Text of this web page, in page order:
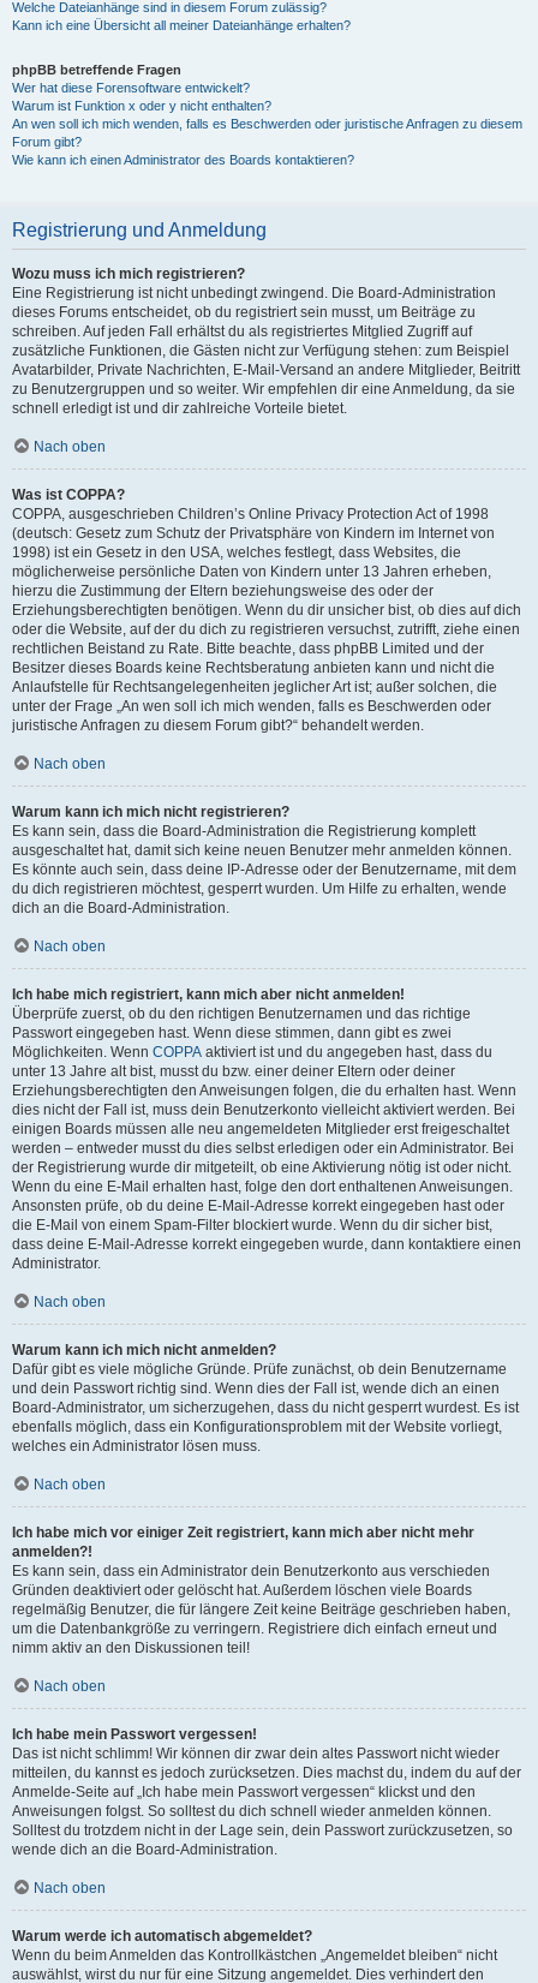
Welche Dateianhänge sind in diesem Forum zulässig?
Kann ich eine Übersicht all meiner Dateianhänge erhalten?
phpBB betreffende Fragen
Wer hat diese Forensoftware entwickelt?
Warum ist Funktion x oder y nicht enthalten?
An wen soll ich mich wenden, falls es Beschwerden oder juristische Anfragen zu diesem
Forum gibt?
Wie kann ich einen Administrator des Boards kontaktieren?
Registrierung und Anmeldung
Wozu muss ich mich registrieren?
Eine Registrierung ist nicht unbedingt zwingend. Die Board-Administration
dieses Forums entscheidet, ob du registriert sein musst, um Beiträge zu
schreiben. Auf jeden Fall erhältst du als registriertes Mitglied Zugriff auf
zusätzliche Funktionen, die Gästen nicht zur Verfügung stehen: zum Beispiel
Avatarbilder, Private Nachrichten, E-Mail-Versand an andere Mitglieder, Beitritt
zu Benutzergruppen und so weiter. Wir empfehlen dir eine Anmeldung, da sie
schnell erledigt ist und dir zahlreiche Vorteile bietet.
Nach oben
Was ist COPPA?
COPPA, ausgeschrieben Children’s Online Privacy Protection Act of 1998
(deutsch: Gesetz zum Schutz der Privatsphäre von Kindern im Internet von
1998) ist ein Gesetz in den USA, welches festlegt, dass Websites, die
möglicherweise persönliche Daten von Kindern unter 13 Jahren erheben,
hierzu die Zustimmung der Eltern beziehungsweise des oder der
Erziehungsberechtigten benötigen. Wenn du dir unsicher bist, ob dies auf dich
oder die Website, auf der du dich zu registrieren versuchst, zutrifft, ziehe einen
rechtlichen Beistand zu Rate. Bitte beachte, dass phpBB Limited und der
Besitzer dieses Boards keine Rechtsberatung anbieten kann und nicht die
Anlaufstelle für Rechtsangelegenheiten jeglicher Art ist; außer solchen, die
unter der Frage „An wen soll ich mich wenden, falls es Beschwerden oder
juristische Anfragen zu diesem Forum gibt?“ behandelt werden.
Nach oben
Warum kann ich mich nicht registrieren?
Es kann sein, dass die Board-Administration die Registrierung komplett
ausgeschaltet hat, damit sich keine neuen Benutzer mehr anmelden können.
Es könnte auch sein, dass deine IP-Adresse oder der Benutzername, mit dem
du dich registrieren möchtest, gesperrt wurden. Um Hilfe zu erhalten, wende
dich an die Board-Administration.
Nach oben
Ich habe mich registriert, kann mich aber nicht anmelden!
Überprüfe zuerst, ob du den richtigen Benutzernamen und das richtige
Passwort eingegeben hast. Wenn diese stimmen, dann gibt es zwei
Möglichkeiten. Wenn COPPA aktiviert ist und du angegeben hast, dass du
unter 13 Jahre alt bist, musst du bzw. einer deiner Eltern oder deiner
Erziehungsberechtigten den Anweisungen folgen, die du erhalten hast. Wenn
dies nicht der Fall ist, muss dein Benutzerkonto vielleicht aktiviert werden. Bei
einigen Boards müssen alle neu angemeldeten Mitglieder erst freigeschaltet
werden – entweder musst du dies selbst erledigen oder ein Administrator. Bei
der Registrierung wurde dir mitgeteilt, ob eine Aktivierung nötig ist oder nicht.
Wenn du eine E-Mail erhalten hast, folge den dort enthaltenen Anweisungen.
Ansonsten prüfe, ob du deine E-Mail-Adresse korrekt eingegeben hast oder
die E-Mail von einem Spam-Filter blockiert wurde. Wenn du dir sicher bist,
dass deine E-Mail-Adresse korrekt eingegeben wurde, dann kontaktiere einen
Administrator.
Nach oben
Warum kann ich mich nicht anmelden?
Dafür gibt es viele mögliche Gründe. Prüfe zunächst, ob dein Benutzername
und dein Passwort richtig sind. Wenn dies der Fall ist, wende dich an einen
Board-Administrator, um sicherzugehen, dass du nicht gesperrt wurdest. Es ist
ebenfalls möglich, dass ein Konfigurationsproblem mit der Website vorliegt,
welches ein Administrator lösen muss.
Nach oben
Ich habe mich vor einiger Zeit registriert, kann mich aber nicht mehr
anmelden?!
Es kann sein, dass ein Administrator dein Benutzerkonto aus verschieden
Gründen deaktiviert oder gelöscht hat. Außerdem löschen viele Boards
regelmäßig Benutzer, die für längere Zeit keine Beiträge geschrieben haben,
um die Datenbankgröße zu verringern. Registriere dich einfach erneut und
nimm aktiv an den Diskussionen teil!
Nach oben
Ich habe mein Passwort vergessen!
Das ist nicht schlimm! Wir können dir zwar dein altes Passwort nicht wieder
mitteilen, du kannst es jedoch zurücksetzen. Dies machst du, indem du auf der
Anmelde-Seite auf „Ich habe mein Passwort vergessen“ klickst und den
Anweisungen folgst. So solltest du dich schnell wieder anmelden können.
Solltest du trotzdem nicht in der Lage sein, dein Passwort zurückzusetzen, so
wende dich an die Board-Administration.
Nach oben
Warum werde ich automatisch abgemeldet?
Wenn du beim Anmelden das Kontrollkästchen „Angemeldet bleiben“ nicht
auswählst, wirst du nur für eine Sitzung angemeldet. Dies verhindert den